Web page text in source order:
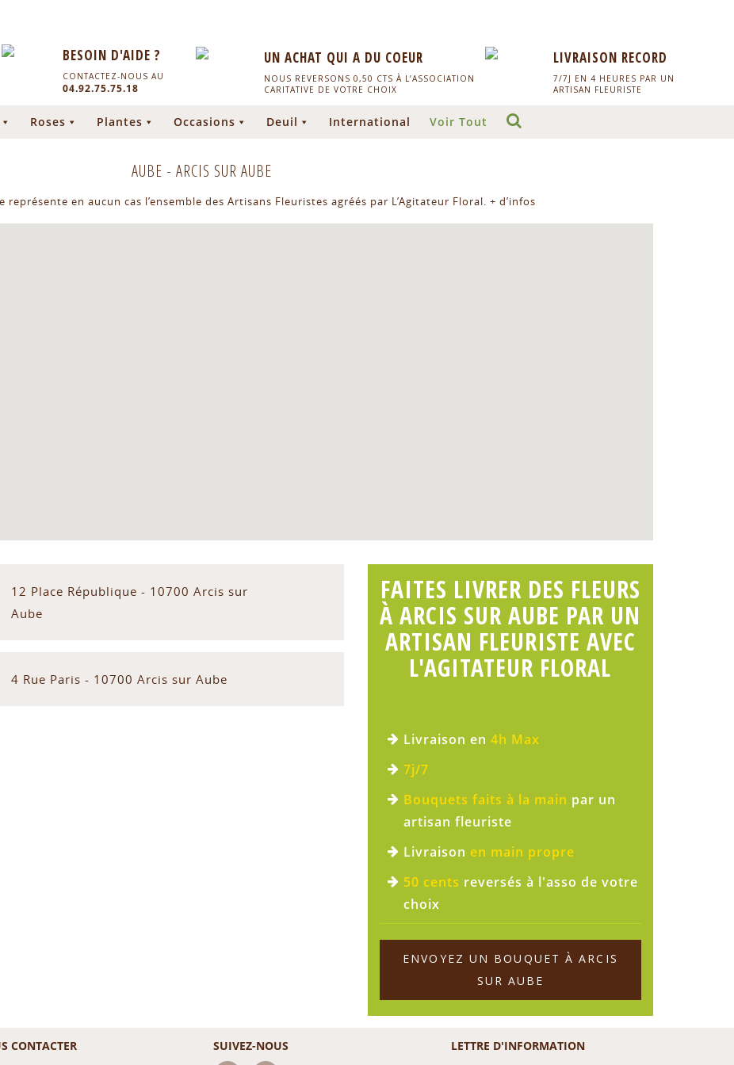
BESOIN D'AIDE ?
CONTACTEZ-NOUS AU
04.92.75.75.18
UN ACHAT QUI A DU COEUR
NOUS REVERSONS 0,50 CTS À L’ASSOCIATION
CARITATIVE DE VOTRE CHOIX
LIVRAISON RECORD
7/7J EN 4 HEURES PAR UN
ARTISAN FLEURISTE
Roses Plantes Occasions Deuil International Voir Tout
AUBE - ARCIS SUR AUBE
en aucun cas l’ensemble des Artisans Fleuristes agréés par L’Agitateur Floral. + d’infos
12 Place République - 10700 Arcis sur
Aube
4 Rue Paris - 10700 Arcis sur Aube
FAITES LIVRER DES FLEURS
À ARCIS SUR AUBE PAR UN
ARTISAN FLEURISTE AVEC
L'AGITATEUR FLORAL
Livraison en 4h Max
7j/7
Bouquets faits à la main par un
artisan fleuriste
Livraison en main propre
50 cents reversés à l'asso de votre
choix
ENVOYEZ UN BOUQUET À ARCIS
SUR AUBE
CONTACTER SUIVEZ-NOUS LETTRE D'INFORMATION